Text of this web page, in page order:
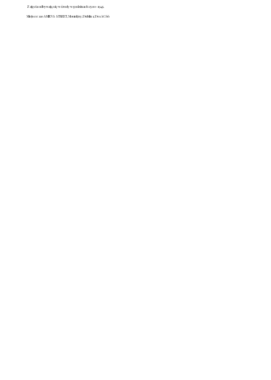
Zajęcia odbywają się w środy w godzinach 17.00-19.45.
Miejsce: 110 AMIENS STREET, Mountjoy, Dublin 1, D01 AC66